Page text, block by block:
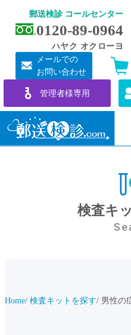
郵送検診 コールセンター
0120-89-0964
ハヤク オクローヨ
メールでの
お問い合わせ
管理者様専用
検査キ
Home 検査キットを探す 男性の